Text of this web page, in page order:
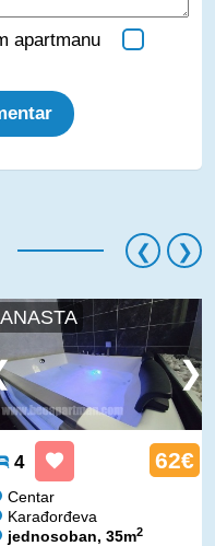
apartmanu
4 62€
Centar
Karađorđeva
jednosoban, 35m2